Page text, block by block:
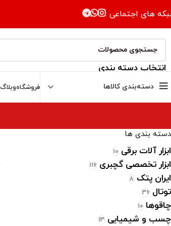
های اجتماعی :
انتخاب دسته بندی
دسته‌بندی کالاها فروشگاهوبلاگ
دسته بندی ها
ابزار آلات برقی 10
ابزار تخصصی گچبری 116
ایران پتک 8
توتال 36
چاقوها 10
چسب و شیمیایی 13